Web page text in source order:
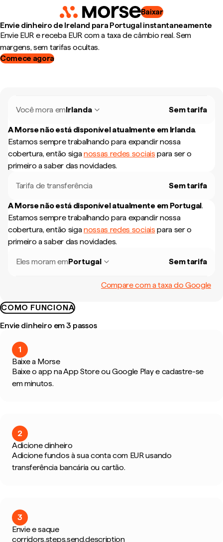
Baixar
Envie dinheiro de Ireland para Portugal instantaneamente
Envie EUR e receba EUR com a taxa de câmbio real. Sem
margens, sem tarifas ocultas.
Comece agora
Você mora emIrlanda Sem tarifa
A Morse não está disponível atualmente em Irlanda.
Estamos sempre trabalhando para expandir nossa
cobertura, então siganossas redes sociais para ser o
primeiro a saber das novidades.
Tarifa de transferência Sem tarifa
A Morse não está disponível atualmente em Portugal.
Estamos sempre trabalhando para expandir nossa
cobertura, então siganossas redes sociais para ser o
primeiro a saber das novidades.
Eles moram emPortugal Sem tarifa
Compare com a taxa do Google
COMO FUNCIONA
Envie dinheiro em 3 passos
1
Baixe a Morse
Baixe o app na App Store ou Google Play e cadastre-se
em minutos.
2
Adicione dinheiro
Adicione fundos à sua conta com EUR usando
transferência bancária ou cartão.
3
Envie e saque
corridors.steps.send.description